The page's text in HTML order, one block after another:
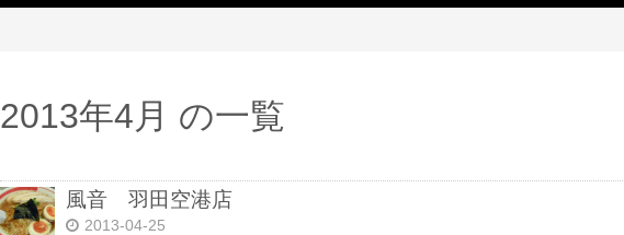
2013年4月 の一覧
風音 羽田空港店
2013-04-25